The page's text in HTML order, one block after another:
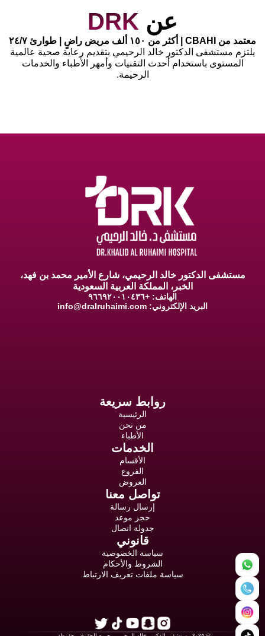
عن DRK
معتمد من CBAHI | أكثر من ١٥٠ ألف مريض راضٍ | طوارئ ٢٤/٧
يلتزم مستشفى الدكتور خالد الرحيمي بتقديم رعاية صحية عالمية
المستوى باستخدام أحدث التقنيات وأمهر الأطباء والخدمات
الرحيمة.
مستشفى الدكتور خالد الرحيمي، شارع الأمير محمد بن فهد،
الخبر، المملكة العربية السعودية
الهاتف: +٩٦٦٩٢٠٠١٠٤٣٦
البريد الإلكتروني: info@dralruhaimi.com
روابط سريعة
الرئيسية
من نحن
الأطباء
الخدمات
الأقسام
الفروع
العروض
تواصل معنا
إرسال رسالة
حجز موعد
جدولة اتصال
قانوني
سياسة الخصوصية
الشروط والأحكام
سياسة ملفات تعريف الارتباط